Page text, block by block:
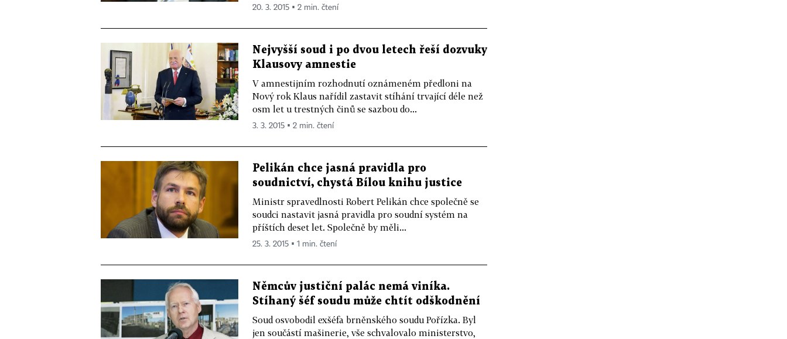
20. 3. 2015 ▪ 2 min. čtení
Nejvyšší soud i po dvou letech řeší dozvuky
Klausovy amnestie
V amnestijním rozhodnutí oznámeném předloni na
Nový rok Klaus nařídil zastavit stíhání trvající déle než
osm let u trestných činů se sazbou do...
3. 3. 2015 ▪ 2 min. čtení
Pelikán chce jasná pravidla pro
soudnictví, chystá Bílou knihu justice
Ministr spravedlnosti Robert Pelikán chce společně se
soudci nastavit jasná pravidla pro soudní systém na
příštích deset let. Společně by měli...
25. 3. 2015 ▪ 1 min. čtení
Němcův justiční palác nemá viníka.
Stíhaný šéf soudu může chtít odškodnění
Soud osvobodil exšéfa brněnského soudu Pořízka. Byl
jen součástí mašinerie, vše schvalovalo ministerstvo,